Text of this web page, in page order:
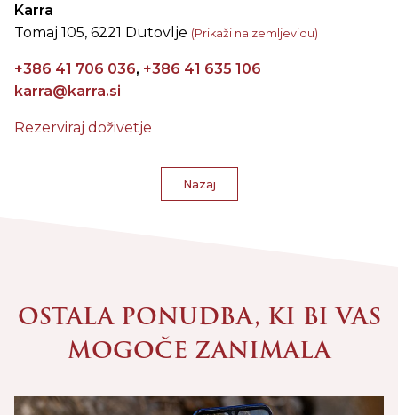
Karra
Tomaj 105, 6221 Dutovlje (Prikaži na zemljevidu)
+386 41 706 036, +386 41 635 106
karra@karra.si
Rezerviraj doživetje
Nazaj
OSTALA PONUDBA, KI BI VAS
MOGOČE ZANIMALA